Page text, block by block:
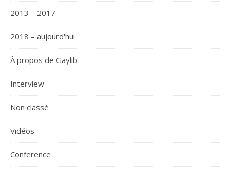
2013 – 2017
2018 – aujourd'hui
À propos de Gaylib
Interview
Non classé
Vidéos
Сonference